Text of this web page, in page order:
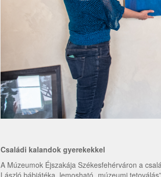
Családi kalandok gyerekekkel
A Múzeumok Éjszakája Székesfehérváron a